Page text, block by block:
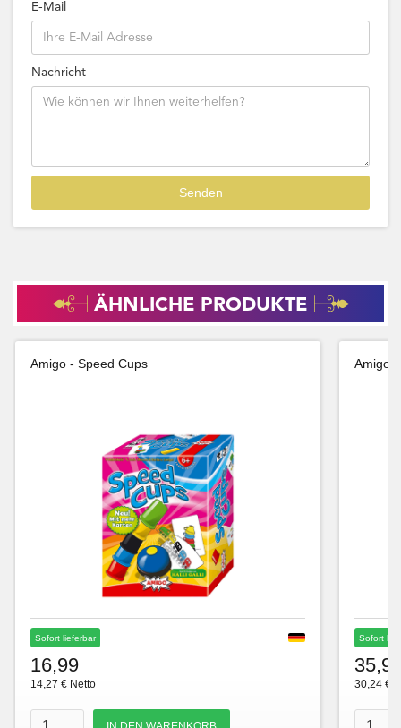
E-Mail
Nachricht
ÄHNLICHE PRODUKTE
Amigo - Speed Cups
Sofort lieferbar
16,99
14,27 € Netto
Amigo
Sofort
30,24 €